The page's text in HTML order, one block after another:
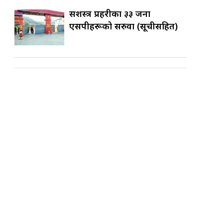
सशस्त्र प्रहरीका ३३ जना
एसपीहरूको सरुवा (सूचीसहित)